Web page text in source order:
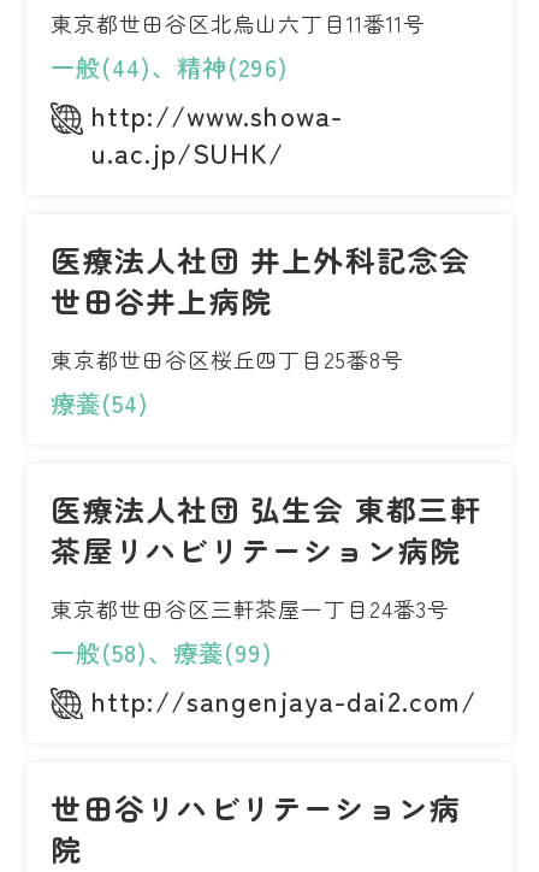
東京都世田谷区北烏山六丁目11番11号
一般(44)、精神(296)
http://www.showa-
u.ac.jp/SUHK/
医療法人社団 井上外科記念会
世田谷井上病院
東京都世田谷区桜丘四丁目25番8号
療養(54)
医療法人社団 弘生会 東都三軒
茶屋リハビリテーション病院
東京都世田谷区三軒茶屋一丁目24番3号
一般(58)、療養(99)
http://sangenjaya-dai2.com/
世田谷リハビリテーション病
院